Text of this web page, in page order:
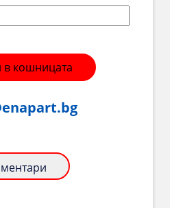
кошницата